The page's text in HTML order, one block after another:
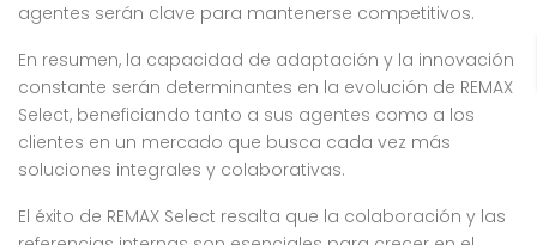
agentes serán clave para mantenerse competitivos.
En resumen, la capacidad de adaptación y la innovación
constante serán determinantes en la evolución de REMAX
Select, beneficiando tanto a sus agentes como a los
clientes en un mercado que busca cada vez más
soluciones integrales y colaborativas.
El éxito de REMAX Select resalta que la colaboración y las